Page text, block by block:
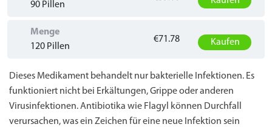
90 Pillen
Menge
120 Pillen
€71.78 Kaufen
Dieses Medikament behandelt nur bakterielle Infektionen. Es
funktioniert nicht bei Erkältungen, Grippe oder anderen
Virusinfektionen. Antibiotika wie Flagyl können Durchfall
verursachen, was ein Zeichen für eine neue Infektion sein